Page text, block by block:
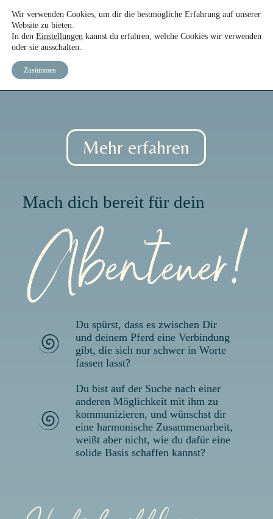
START DAS TEAM DER KURS EBOOK
Mehr erfahren
Mach dich bereit für dein
Du spürst, dass es zwischen Dir
und deinem Pferd eine Verbindung
gibt, die sich nur schwer in Worte
fassen lasst?
Du bist auf der Suche nach einer
anderen Möglichkeit mit ihm zu
kommunizieren, und wünschst dir
eine harmonische Zusammenarbeit,
weißt aber nicht, wie du dafür eine
solide Basis schaffen kannst?
Wir verwenden Cookies, um dir die bestmögliche Erfahrung auf unserer
Website zu bieten.
In den Einstellungen kannst du erfahren, welche Cookies wir verwenden
oder sie ausschalten.
Zustimmen